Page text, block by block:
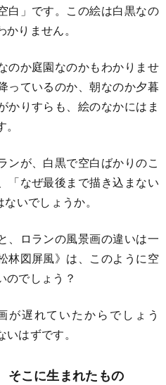
白」です。この絵は白黒なの
りません。
のか庭園なのかもわかりませ
っているのか、朝なのか夕暮
かりすらも、絵のなかにはま
ンが、白黒で空白ばかりのこ
「なぜ最後まで描き込まない
いでしょうか。
、ロランの風景画の違いは一
林図屏風》は、このように空
のでしょう？
が遅れていたからでしょう
はずです。
そこに生まれたもの